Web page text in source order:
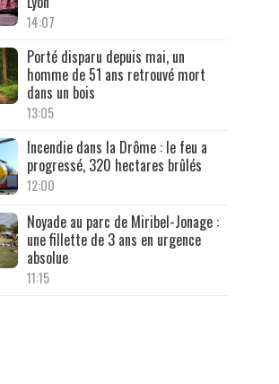
14:07
Porté disparu depuis mai, un
homme de 51 ans retrouvé mort
dans un bois
13:05
Incendie dans la Drôme : le feu a
progressé, 320 hectares brûlés
12:00
Noyade au parc de Miribel-Jonage :
une fillette de 3 ans en urgence
absolue
11:15